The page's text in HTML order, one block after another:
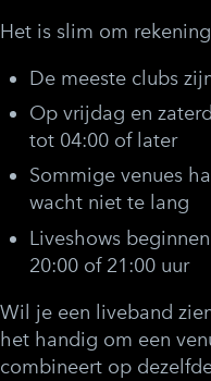
Het is slim om
De meeste clubs
Op vrijdag en
tot 04:00 of later
Sommige venues
wacht niet te lang
Liveshows
20:00 of 21:00 uur
Wil je een liveband
het handig om een
combineert op